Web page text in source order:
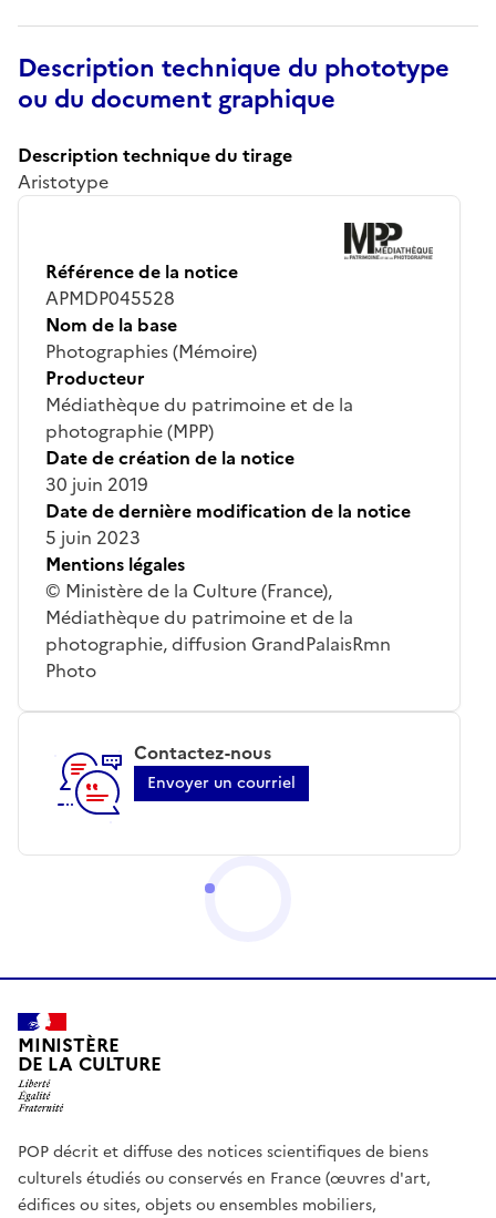
Description technique du phototype
ou du document graphique
Description technique du tirage
Aristotype
Référence de la notice
APMDP045528
Nom de la base
Photographies (Mémoire)
Producteur
Médiathèque du patrimoine et de la
photographie (MPP)
Date de création de la notice
30 juin 2019
Date de dernière modification de la notice
5 juin 2023
Mentions légales
© Ministère de la Culture (France),
Médiathèque du patrimoine et de la
photographie, diffusion GrandPalaisRmn
Photo
Contactez-nous
Envoyer un courriel
MINISTÈRE
DE LA CULTURE
POP décrit et diffuse des notices scientifiques de biens
culturels étudiés ou conservés en France (œuvres d'art,
édifices ou sites, objets ou ensembles mobiliers,